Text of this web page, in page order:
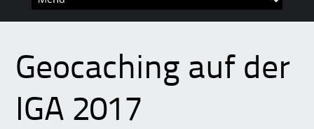
Geocaching auf der
IGA 2017